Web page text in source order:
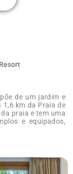
de um jardim e
1,6 km da Praia de
praia e tem uma
e equipados,